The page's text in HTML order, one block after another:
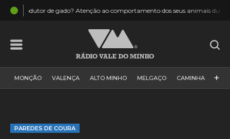
durante o eclipse 14:39 P. Coura: Eis a nova máquina dos
MONÇÃO VALENÇA ALTO MINHO MELGAÇO CAMINHA +
PAREDES DE COURA